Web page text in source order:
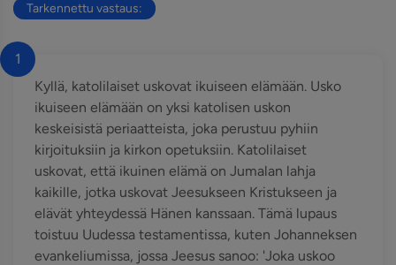
Tarkennettu vastaus:
1
Kyllä, katolilaiset uskovat ikuiseen elämään. Usko
ikuiseen elämään on yksi katolisen uskon
keskeisistä periaatteista, joka perustuu pyhiin
kirjoituksiin ja kirkon opetuksiin. Katolilaiset
uskovat, että ikuinen elämä on Jumalan lahja
kaikille, jotka uskovat Jeesukseen Kristukseen ja
elävät yhteydessä Hänen kanssaan. Tämä lupaus
toistuu Uudessa testamentissa, kuten Johanneksen
evankeliumissa, jossa Jeesus sanoo: 'Joka uskoo